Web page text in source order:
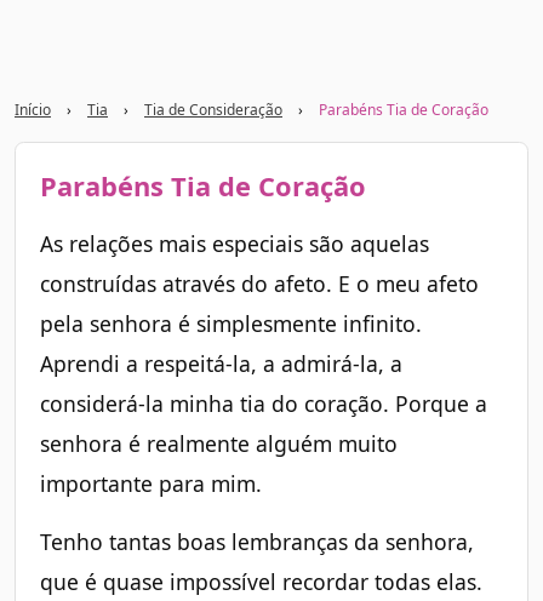
Início › Tia › Tia de Consideração › Parabéns Tia de Coração
Parabéns Tia de Coração
As relações mais especiais são aquelas
construídas através do afeto. E o meu afeto
pela senhora é simplesmente infinito.
Aprendi a respeitá-la, a admirá-la, a
considerá-la minha tia do coração. Porque a
senhora é realmente alguém muito
importante para mim.
Tenho tantas boas lembranças da senhora,
que é quase impossível recordar todas elas.